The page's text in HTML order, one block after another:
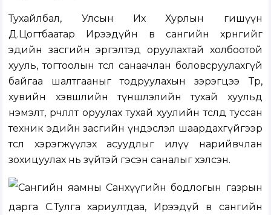
Тухайлбал, Улсын Их Хурлын гишүүн
Д.Цогтбаатар Ирээдүйн өв сангийн хөрөнгийг
эдийн засгийн эргэлтэд оруулахтай холбоотой
хууль, тогтоолын төсөл санаачлан боловсруулахгүй
байгаа шалтгааныг тодруулахын зэрэгцээ Төр,
хувийн хэвшлийн түншлэлийн тухай хуульд
нэмэлт, өөрчлөлт оруулах тухай хуулийн төсөлд туссан
техник эдийн засгийн үндэслэл шаардахгүйгээр
төсөл хэрэгжүүлэх асуудлыг илүү нарийвчлан
зохицуулах нь зүйтэй гэсэн саналыг хэлсэн.
Сангийн яамны Санхүүгийн бодлогын газрын
дарга С.Тулга хариултдаа, Ирээдүй өв сангийн